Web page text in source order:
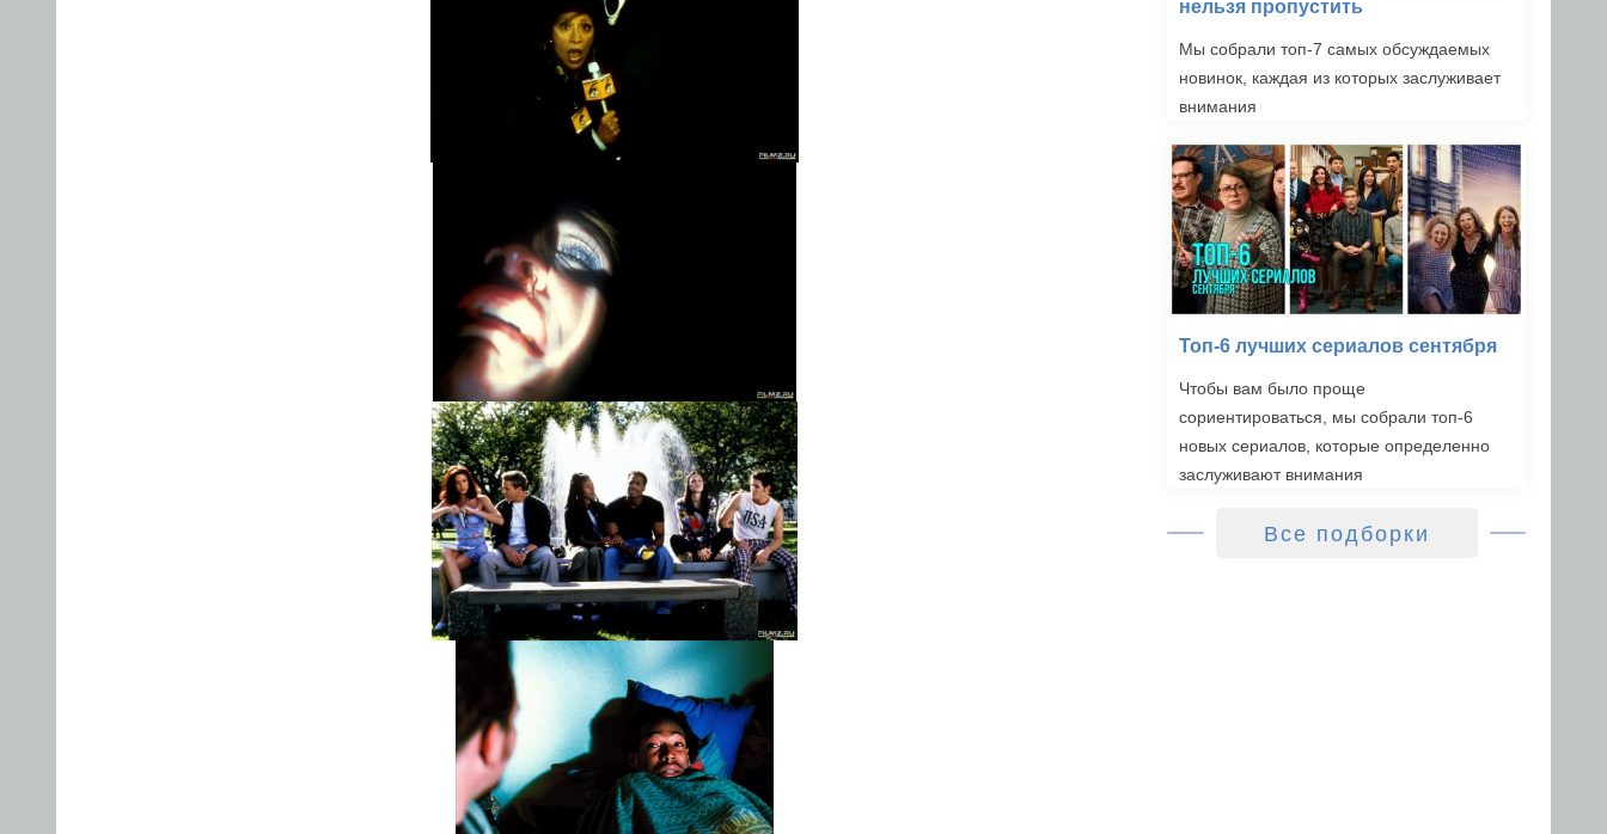
нельзя пропустить
Мы собрали топ-7 самых обсуждаемых
новинок, каждая из которых заслуживает
внимания
Топ-6 лучших сериалов сентября
Чтобы вам было проще
сориентироваться, мы собрали топ-6
новых сериалов, которые определенно
заслуживают внимания
Все подборки